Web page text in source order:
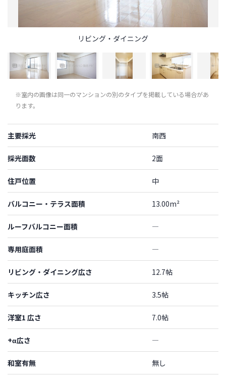
リビング・ダイニング
※室内の画像は同一のマンションの別のタイプを掲載している場合があ
ります。
主要採光 南西
採光面数 2面
住戸位置 中
バルコニー・テラス面積 13.00m²
ルーフバルコニー面積 ―
専用庭面積 ―
リビング・ダイニング広さ 12.7帖
キッチン広さ 3.5帖
洋室1 広さ 7.0帖
+α広さ ―
和室有無 無し